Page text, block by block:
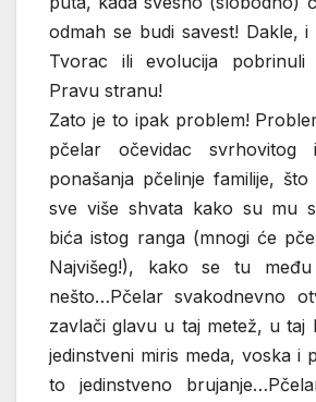
odmah se budi savest! Dakle,
Tvorac ili evolucija
Pravu stranu!
Zato je to ipak problem!
pčelar očevidac svrhovitog
ponašanja pčelinje familije,
sve više shvata kako su mu
bića istog ranga (mnogi će
Najvišeg!), kako se tu
nešto…Pčelar svakodnevno
zavlači glavu u taj metež, u taj
jedinstveni miris meda, voska i
to jedinstveno